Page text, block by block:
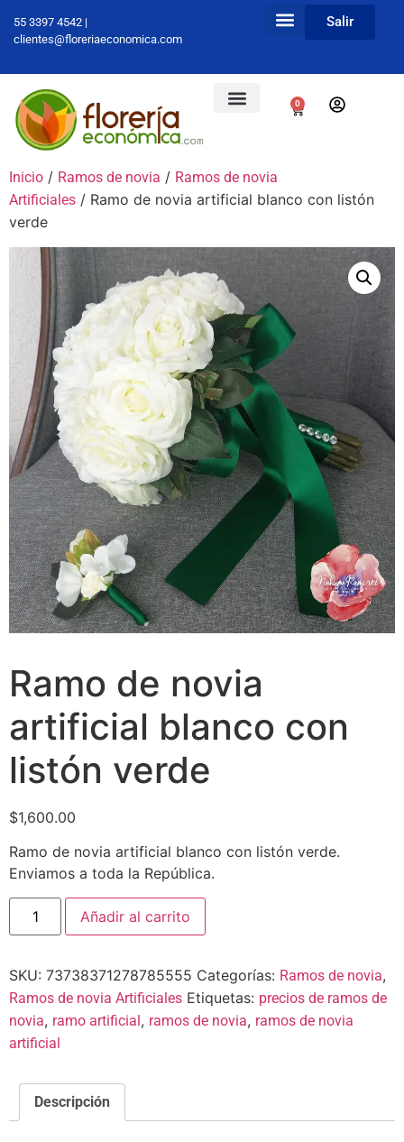
55 3397 4542 |
clientes@floreriaeconomica.com
Salir
0
Inicio / Ramos de novia / Ramos de novia
Artificiales / Ramo de novia artificial blanco con listón
verde
Ramo de novia
artificial blanco con
listón verde
$1,600.00
Ramo de novia artificial blanco con listón verde.
Enviamos a toda la República.
Añadir al carrito
SKU: 73738371278785555 Categorías: Ramos de novia,
Ramos de novia Artificiales Etiquetas: precios de ramos de
novia, ramo artificial, ramos de novia, ramos de novia
artificial
Descripción